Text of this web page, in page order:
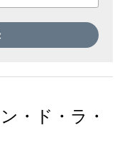
・ド・ラ・